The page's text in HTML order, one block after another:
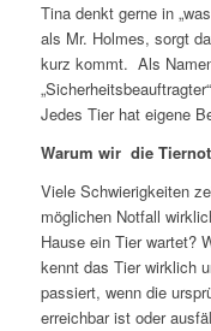
Tina denkt gerne in
als Mr. Holmes, sorgt
kurz kommt. Als
Jedes Tier hat eigene
Warum wir die
Viele Schwierigkeiten
möglichen Notfall
Hause ein Tier wartet?
kennt das Tier wirklich
passiert, wenn die
erreichbar ist oder